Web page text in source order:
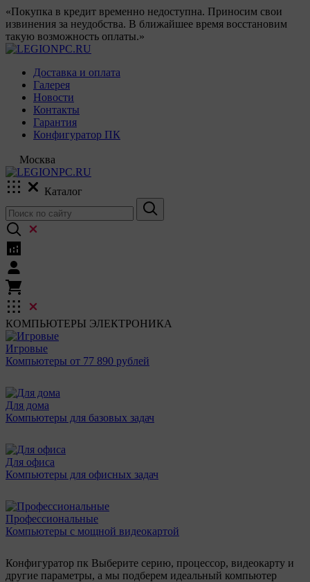
«Покупка в кредит временно недоступна. Приносим свои
извинения за неудобства. В ближайшее время восстановим
такую возможность оплаты.»
Доставка и оплата
Галерея
Новости
Контакты
Гарантия
Конфигуратор ПК
Москва
Каталог
КОМПЬЮТЕРЫ ЭЛЕКТРОНИКА
Игровые
Компьютеры от 77 890 рублей
Для дома
Компьютеры для базовых задач
Для офиса
Компьютеры для офисных задач
Профессиональные
Компьютеры с мощной видеокартой
Конфигуратор пк Выберите серию, процессор, видеокарту и
другие параметры, а мы подберем идеальный компьютер